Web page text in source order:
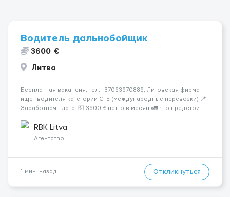
Водитель дальнобойщик
3600 €
Литва
Бесплатная вакансия, тел. +37063970889, Литовская фирма
ищет водителя категории C+E (международные перевозки) 📍
Заработная плата: 💶 3600 € нетто в месяц 🚛 Что предстоит
рефрижераторах. В среднем 400–500 км в день. Погрузки и
разгрузки ...
RBK Litva
Агентство
1 мин. назад Откликнуться